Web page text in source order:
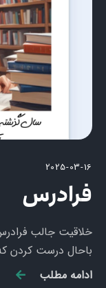
2025-03-16
فرادرس
خلاقیت جالب
باحال درست کردن
ادامه مطلب